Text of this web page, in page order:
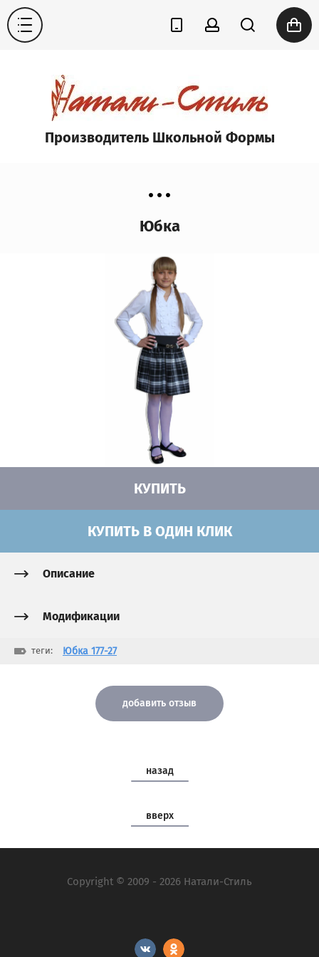
Производитель Школьной Формы
Юбка
КУПИТЬ
КУПИТЬ В ОДИН КЛИК
Описание
Модификации
теги: Юбка 177-27
добавить отзыв
назад
вверх
Copyright © 2009 - 2026 Натали-Стиль